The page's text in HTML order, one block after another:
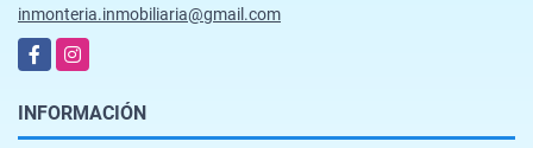
inmonteria.inmobiliaria@gmail.com
FacebookInstagram
INFORMACIÓN